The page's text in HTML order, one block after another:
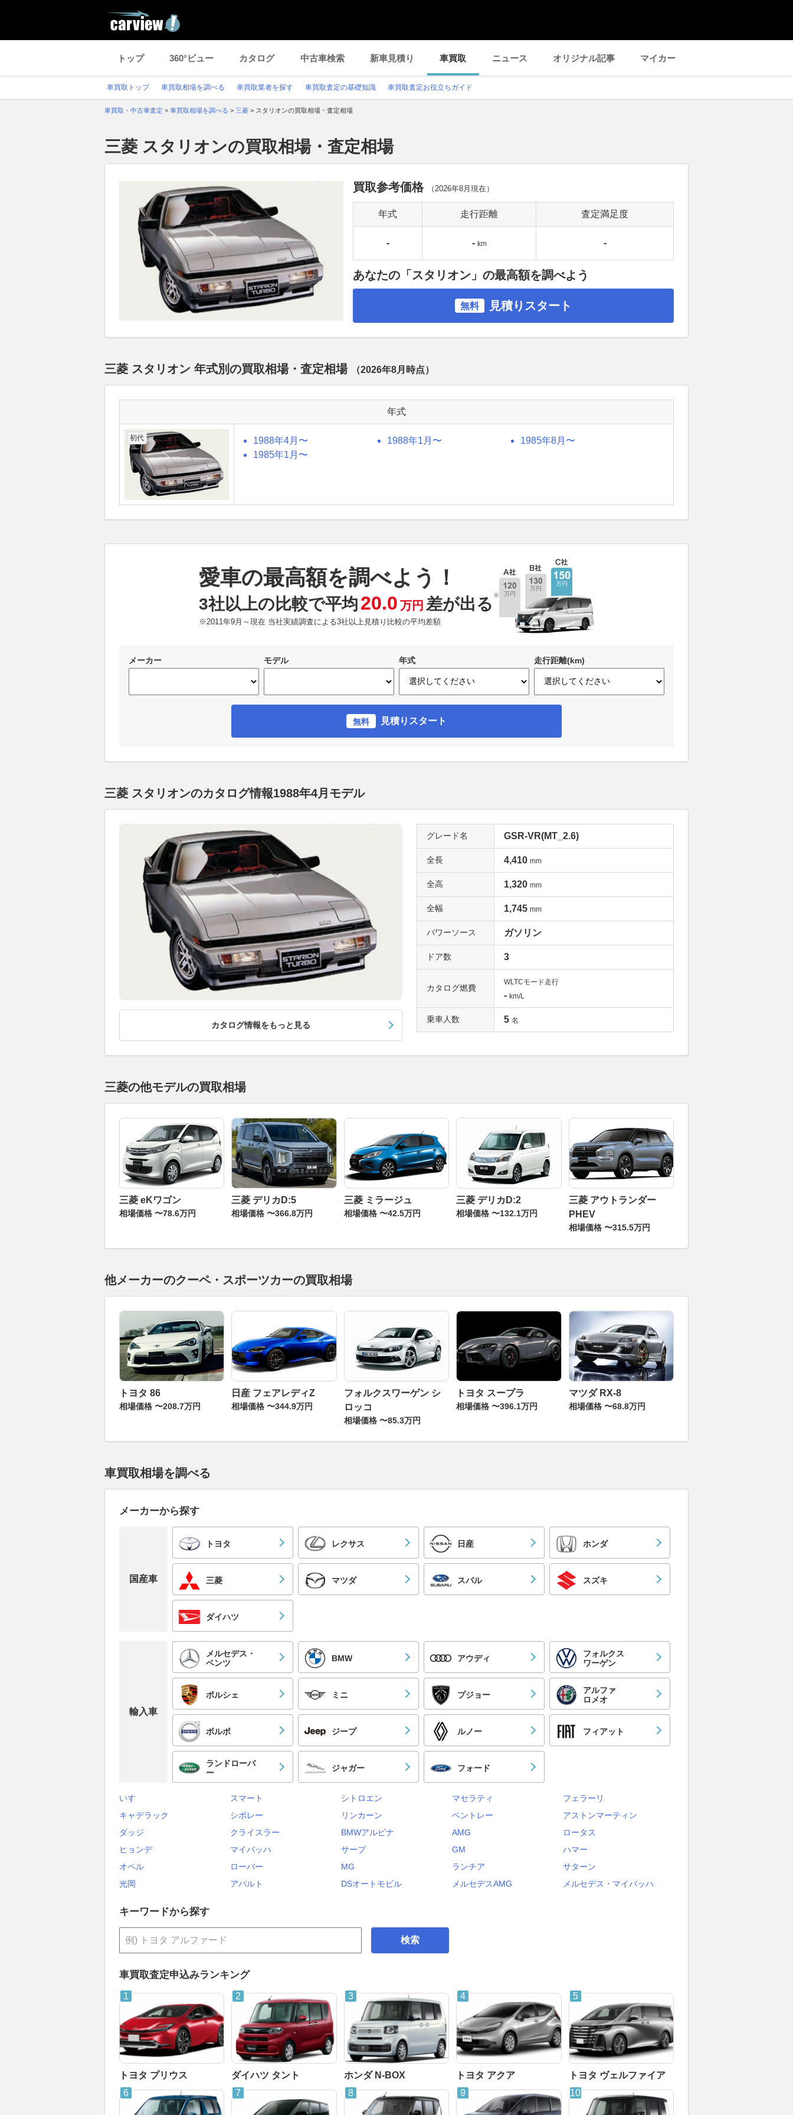
トップ 360°ビュー カタログ 中古車検索 新車見積り 車買取 ニュース オリジナル記事 マイカー
車買取トップ 車買取相場を調べる 車買取業者を探す 車買取査定の基礎知識 車買取査定お役立ちガイド
車買取・中古車査定 > 車買取相場を調べる > 三菱 > スタリオンの買取相場・査定相場
三菱 スタリオンの買取相場・査定相場
買取参考価格 （2026年8月 現在）
年式 走行距離 査定満足度
- - km -
あなたの「スタリオン」の最高額を調べよう
無料 見積りスタート
三菱 スタリオン 年式別の買取相場・査定相場 （2026年8月 時点）
年式
初代 1988年4月〜 1988年1月〜
1985年8月〜
1985年1月〜
愛車の最高額を調べよう！
3社以上の比較で平均20.0 万円 差が出る ※
※2011年9月～現在 当社実績調査による3社以上見積り比較の平均差額
メーカー モデル 年式 走行距離(km)
無料 見積りスタート
三菱 スタリオンのカタログ情報1988年4月モデル
カタログ情報をもっと見る
グレード名 GSR-VR(MT_2.6)
全長 4,410 mm
全高 1,320 mm
全幅 1,745 mm
パワーソース ガソリン
ドア数 3
カタログ燃費
WLTCモード走行
- km/L
乗車人数 5 名
三菱の他モデルの買取相場
三菱 eKワゴン
相場価格 〜78.6万円
三菱 デリカD:5
相場価格 〜366.8万円
三菱 ミラージュ
相場価格 〜42.5万円
三菱 デリカD:2
相場価格 〜132.1万円
三菱 アウトランダー
PHEV
相場価格 〜315.5万円
他メーカーのクーペ・スポーツカーの買取相場
トヨタ 86
相場価格 〜208.7万円
日産 フェアレディZ
相場価格 〜344.9万円
フォルクスワーゲン シ
ロッコ
相場価格 〜85.3万円
トヨタ スープラ
相場価格 〜396.1万円
マツダ RX-8
相場価格 〜68.8万円
車買取相場を調べる
メーカーから探す
国産車
トヨタ レクサス 日産 ホンダ
三菱 マツダ スバル スズキ
ダイハツ
輸入車
メルセデス・
ベンツ
BMW アウディ
フォルクス
ワーゲン
ポルシェ ミニ プジョー
アルファ
ロメオ
ボルボ ジープ ルノー フィアット
ランドローバ
ー
ジャガー フォード
いすゞ スマート シトロエン マセラティ
フェラーリ
キャデラック
シボレー リンカーン ベントレー
アストンマーティン
ダッジ
クライスラー BMWアルピナ AMG
ロータス
ヒョンデ
マイバッハ サーブ GM
ハマー
オペル
ローバー MG ランチア
サターン
光岡
アバルト DSオートモビル メルセデスAMG メルセデス・マイバッハ
キーワードから探す
検索
車買取査定申込みランキング
トヨタ プリウス ダイハツ タント ホンダ N-BOX トヨタ アクア トヨタ ヴェルファイア